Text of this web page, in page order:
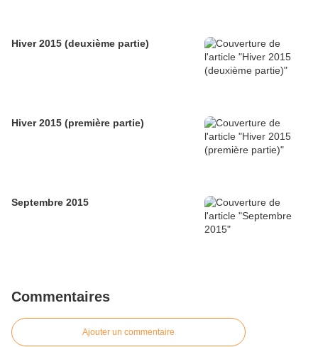
Hiver 2015 (deuxième partie)
Hiver 2015 (première partie)
Septembre 2015
Commentaires
Ajouter un commentaire